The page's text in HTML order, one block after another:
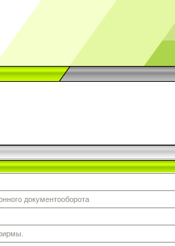
документооборота